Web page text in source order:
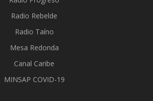
Radio Rebelde
Radio Taíno
Mesa Redonda
Canal Caribe
MINSAP COVID-19